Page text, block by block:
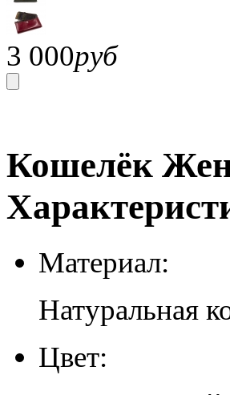
3 000руб
Кошелёк
Материал:
Натуральная
Цвет: